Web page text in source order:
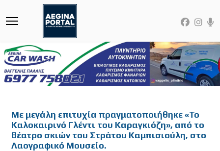
Με μεγάλη επιτυχία πραγματοποιήθηκε «Το
Καλοκαιρινό Γλέντι του Καραγκιόζη», από το
θέατρο σκιών του Στράτου Καμπισιούλη, στο
Λαογραφικό Μουσείο.